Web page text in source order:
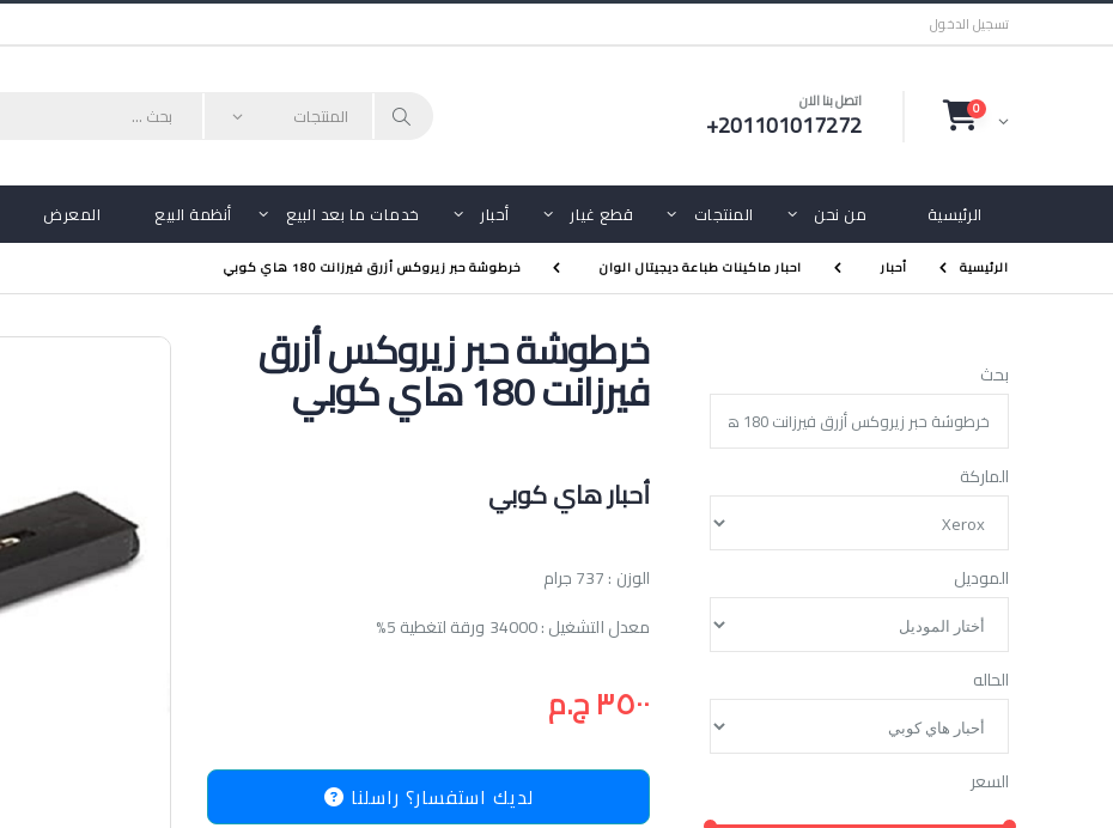
تسجيل الدخول
اتصل بنا الان
+201101017272 0
الرئيسية من نحن المنتجات قطع غيار أحبار خدمات ما بعد البيع أنظمة البيع المعرض
الرئيسية أحبار احبار ماكينات طباعة ديجيتال الوان خرطوشة حبر زيروكس أزرق فيرزانت 180 هاي كوبي
خرطوشة حبر زيروكس أزرق
فيرزانت 180 هاي كوبي
أحبار هاي كوبي
الوزن : 737 جرام
معدل التشغيل : 34000 ورقة لتغطية 5%
٣٥٠٠ ج.م
لديك استفسار؟ راسلنا
بحث
الماركة
الموديل
الحاله
السعر